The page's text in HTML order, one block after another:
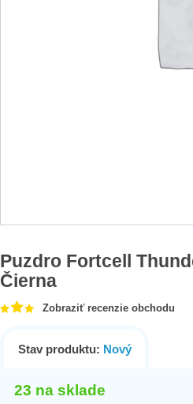
Puzdro Fortcell
Čierna
Zobraziť recenzie obchodu
Stav produktu: Nový
23 na sklade